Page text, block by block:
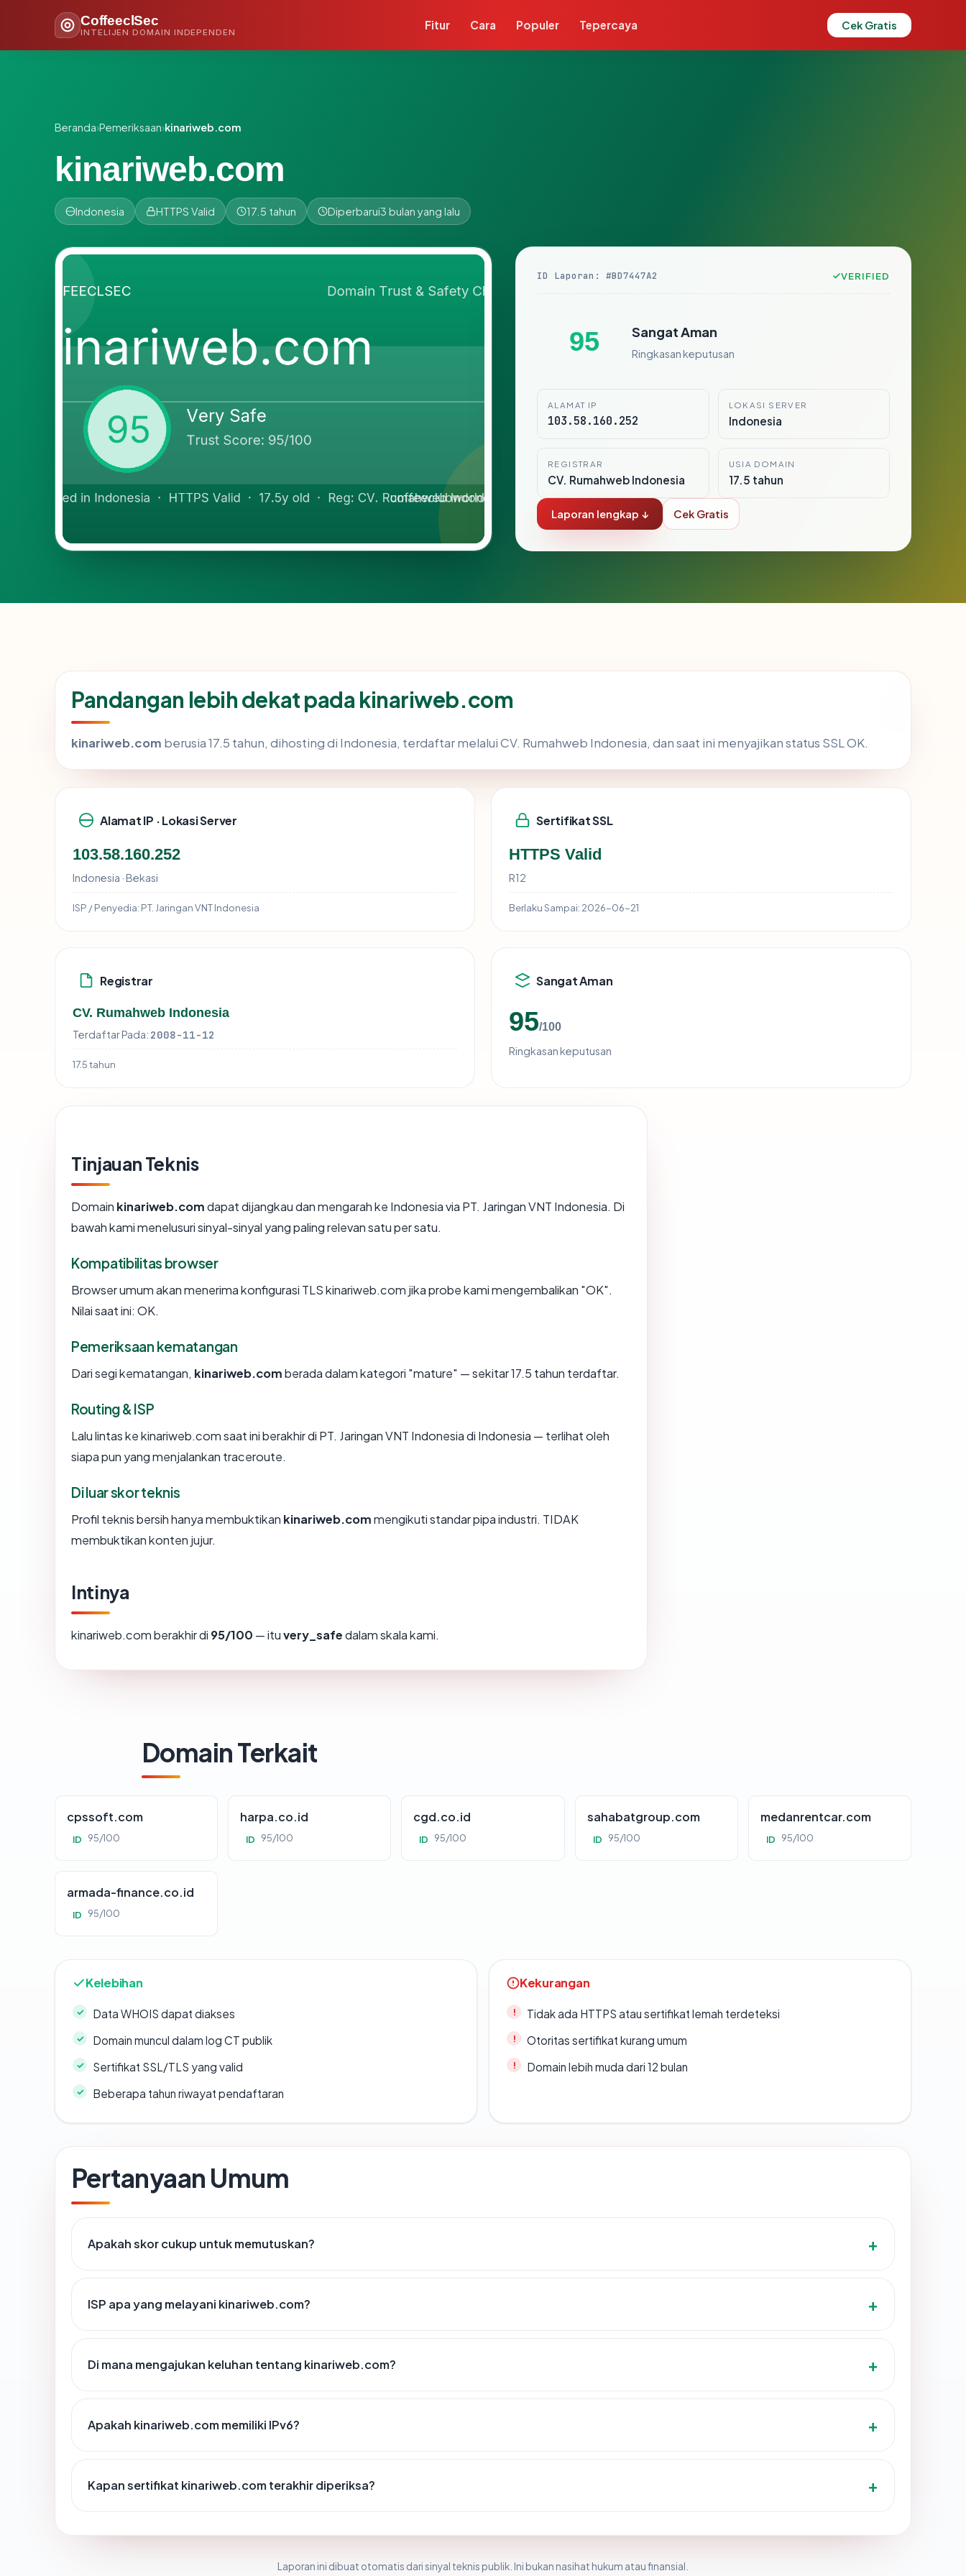
CoffeeclSec
INTELIJEN DOMAIN INDEPENDEN
Fitur Cara Populer Tepercaya Cek Gratis
Beranda›Pemeriksaan›kinariweb.com
kinariweb.com
Indonesia HTTPS Valid 17.5 tahun Diperbarui3 bulan yang lalu
ID Laporan: #BD7447A2 VERIFIED
95 Sangat Aman
Ringkasan keputusan
ALAMAT IP
103.58.160.252
LOKASI SERVER
Indonesia
REGISTRAR
CV. Rumahweb Indonesia
USIA DOMAIN
17.5 tahun
Laporan lengkap ↓ Cek Gratis
Pandangan lebih dekat pada kinariweb.com
kinariweb.com berusia 17.5 tahun, dihosting di Indonesia, terdaftar melalui CV. Rumahweb Indonesia, dan saat ini menyajikan status SSL OK.
Alamat IP · Lokasi Server
103.58.160.252
Indonesia · Bekasi
ISP / Penyedia: PT. Jaringan VNT Indonesia
Sertifikat SSL
HTTPS Valid
R12
Berlaku Sampai: 2026-06-21
Registrar
CV. Rumahweb Indonesia
Terdaftar Pada: 2008-11-12
17.5 tahun
Sangat Aman
95/100
Ringkasan keputusan
Tinjauan Teknis
Domain kinariweb.comdapat dijangkau dan mengarah ke Indonesia via PT. Jaringan VNT Indonesia. Di
bawah kami menelusuri sinyal-sinyal yang paling relevan satu per satu.
Kompatibilitas browser
Browser umum akan menerima konfigurasi TLS kinariweb.com jika probe kami mengembalikan "OK".
Nilai saat ini: OK.
Pemeriksaan kematangan
Dari segi kematangan, kinariweb.comberada dalam kategori "mature" — sekitar 17.5 tahun terdaftar.
Routing & ISP
Lalu lintas ke kinariweb.com saat ini berakhir di PT. Jaringan VNT Indonesia di Indonesia — terlihat oleh
siapa pun yang menjalankan traceroute.
Di luar skor teknis
Profil teknis bersih hanya membuktikan kinariweb.commengikuti standar pipa industri. TIDAK
membuktikan konten jujur.
Intinya
kinariweb.com berakhir di 95/100 — ituvery_safedalam skala kami.
Domain Terkait
cpssoft.com
ID 95/100
harpa.co.id
ID 95/100
cgd.co.id
ID 95/100
sahabatgroup.com
ID 95/100
medanrentcar.com
ID 95/100
armada-finance.co.id
ID 95/100
Kelebihan
Data WHOIS dapat diakses
Domain muncul dalam log CT publik
Sertifikat SSL/TLS yang valid
Beberapa tahun riwayat pendaftaran
Kekurangan
Tidak ada HTTPS atau sertifikat lemah terdeteksi
Otoritas sertifikat kurang umum
Domain lebih muda dari 12 bulan
Pertanyaan Umum
Apakah skor cukup untuk memutuskan?
ISP apa yang melayani kinariweb.com?
Di mana mengajukan keluhan tentang kinariweb.com?
Apakah kinariweb.com memiliki IPv6?
Kapan sertifikat kinariweb.com terakhir diperiksa?
Laporan ini dibuat otomatis dari sinyal teknis publik. Ini bukan nasihat hukum atau finansial.